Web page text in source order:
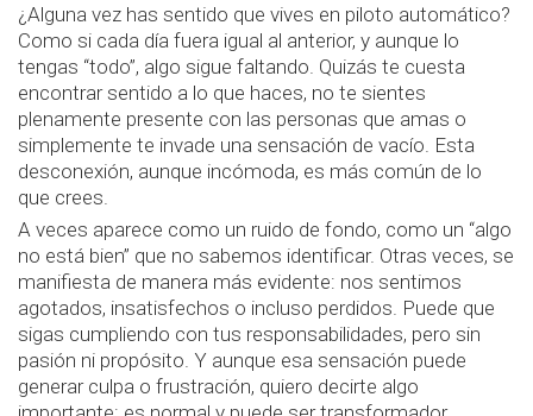
¿Alguna vez has sentido que vives en piloto automático?
Como si cada día fuera igual al anterior, y aunque lo
tengas “todo”, algo sigue faltando. Quizás te cuesta
encontrar sentido a lo que haces, no te sientes
plenamente presente con las personas que amas o
simplemente te invade una sensación de vacío. Esta
desconexión, aunque incómoda, es más común de lo
que crees.
A veces aparece como un ruido de fondo, como un “algo
no está bien” que no sabemos identificar. Otras veces, se
manifiesta de manera más evidente: nos sentimos
agotados, insatisfechos o incluso perdidos. Puede que
sigas cumpliendo con tus responsabilidades, pero sin
pasión ni propósito. Y aunque esa sensación puede
generar culpa o frustración, quiero decirte algo